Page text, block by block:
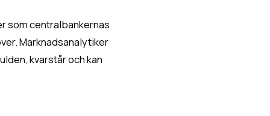
som centralbankernas
Marknadsanalytiker
kvarstår och kan